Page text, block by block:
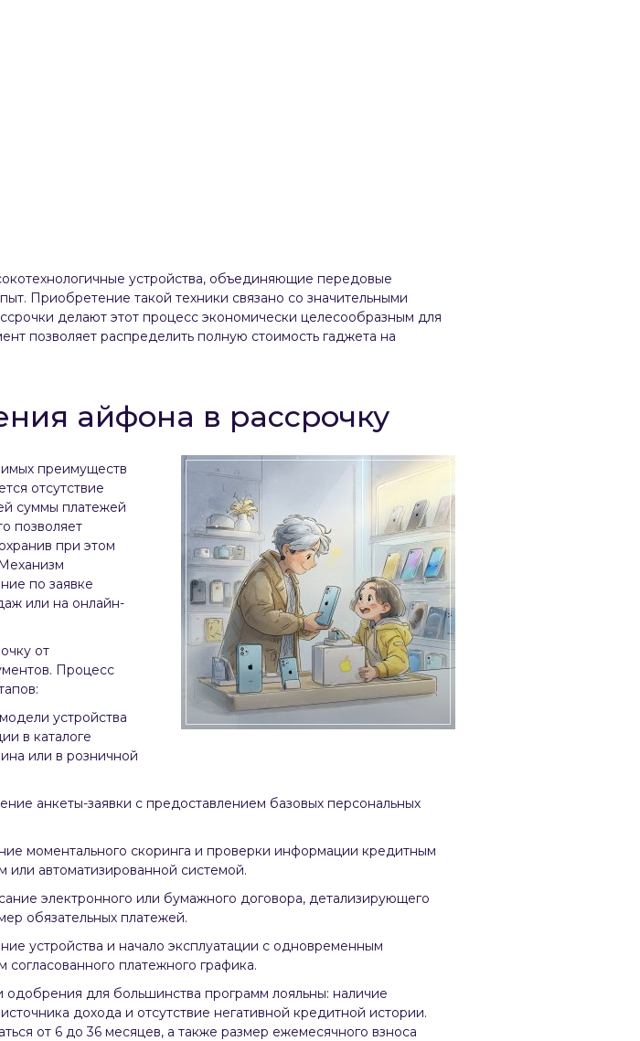
устройства, объединяющие передовые
Приобретение такой техники связано со значительными
делают этот процесс экономически целесообразным для
позволяет распределить полную стоимость гаджета на
айфона в рассрочку
преимуществ
отсутствие
суммы платежей
позволяет
при этом
по заявке
или на онлайн-
от
Процесс
устройства
в каталоге
или в розничной
анкеты-заявки с предоставлением базовых персональных
моментального скоринга и проверки информации кредитным
или автоматизированной системой.
электронного или бумажного договора, детализирующего
обязательных платежей.
устройства и начало эксплуатации с одновременным
платежного графика.
одобрения для большинства программ лояльны: наличие
дохода и отсутствие негативной кредитной истории.
от 6 до 36 месяцев, а также размер ежемесячного взноса